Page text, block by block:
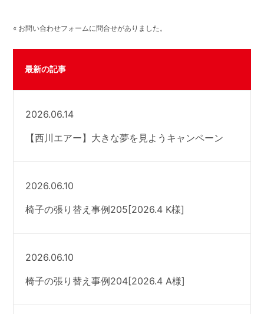
« お問い合わせフォームに問合せがありました。
最新の記事
2026.06.14
【西川エアー】大きな夢を見ようキャンペーン
2026.06.10
椅子の張り替え事例205[2026.4 K様]
2026.06.10
椅子の張り替え事例204[2026.4 A様]